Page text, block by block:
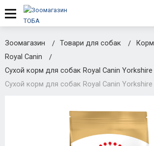
Зоомагазин Товари для собак
Royal Canin
Сухой корм для собак Royal Canin
Сухой корм для собак Royal Canin Yorkshire